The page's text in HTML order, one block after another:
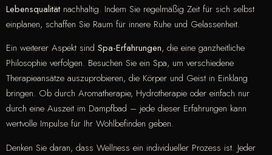
Lebensqualitätnachhaltig. Indem Sie regelmäßig Zeit für sich selbst
einplanen, schaffen Sie Raum für innere Ruhe und Gelassenheit.
Ein weiterer Aspekt sind Spa-Erfahrungen, die eine ganzheitliche
Philosophie verfolgen. Besuchen Sie ein Spa, um verschiedene
Therapieansätze auszuprobieren, die Körper und Geist in Einklang
bringen. Ob durch Aromatherapie, Hydrotherapie oder einfach nur
durch eine Auszeit im Dampfbad – jede dieser Erfahrungen kann
wertvolle Impulse für Ihr Wohlbefinden geben.
Denken Sie daran, dass Wellness ein individueller Prozess ist. Jeder